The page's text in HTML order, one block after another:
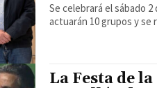
Se celebrará el sábado 2
actuarán 10 grupos y se
La Festa de